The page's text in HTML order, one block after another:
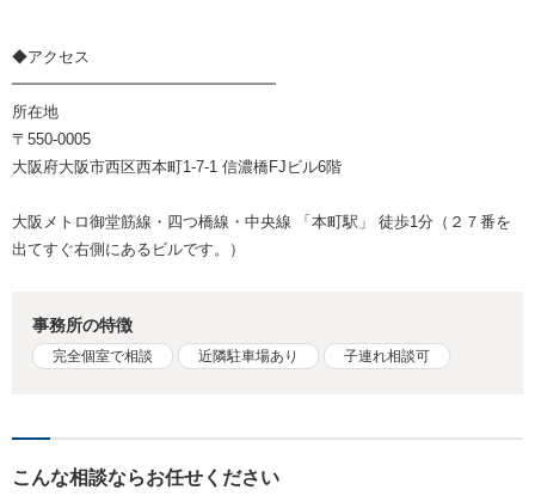
◆アクセス
━━━━━━━━━━━━━━━━━
所在地
〒550-0005
大阪府大阪市西区西本町1-7-1 信濃橋FJビル6階
大阪メトロ御堂筋線・四つ橋線・中央線 「本町駅」 徒歩1分（２７番を
出てすぐ右側にあるビルです。）
事務所の特徴
完全個室で相談 近隣駐車場あり 子連れ相談可
こんな相談ならお任せください